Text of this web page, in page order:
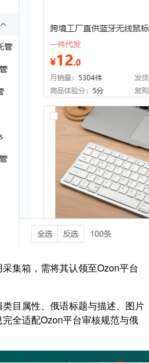
集箱，需将其认领至Ozon平台
目属性、俄语标题与描述、图片
全适配Ozon平台审核规范与俄